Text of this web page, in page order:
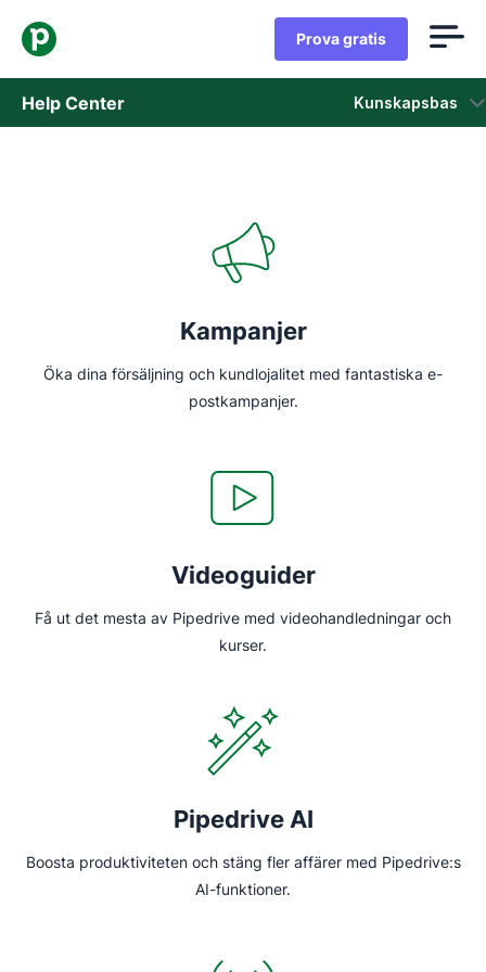
Prova gratis
Help Center Kunskapsbas
Kampanjer
Öka dina försäljning och kundlojalitet med fantastiska e-
postkampanjer.
Videoguider
Få ut det mesta av Pipedrive med videohandledningar och
kurser.
Pipedrive AI
Boosta produktiviteten och stäng fler affärer med Pipedrive:s
AI-funktioner.